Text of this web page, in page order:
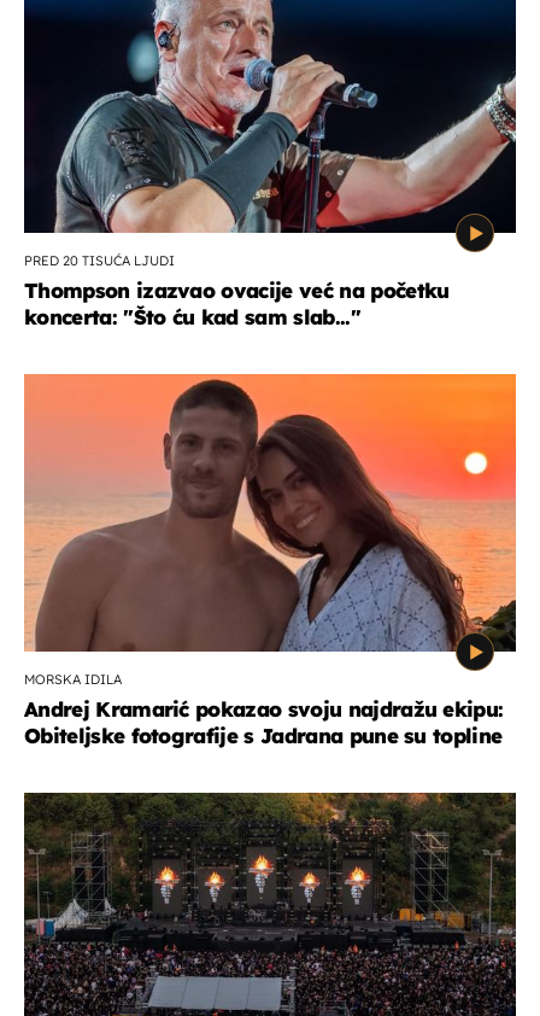
PRED 20 TISUĆA LJUDI
Thompson izazvao ovacije već na početku
koncerta: "Što ću kad sam slab..."
MORSKA IDILA
Andrej Kramarić pokazao svoju najdražu ekipu:
Obiteljske fotografije s Jadrana pune su topline